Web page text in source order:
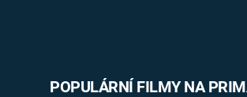
POPULÁRNÍ FILMY NA